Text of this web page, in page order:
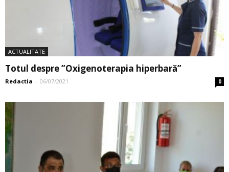
ACTUALITATE
Totul despre ”Oxigenoterapia hiperbară”
Redactia - 06/07/2021 0